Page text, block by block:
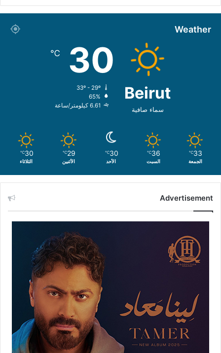
Weather
Beirut
سماء صافية
30
℃
65%
6.61 كيلومتر/ساعة
33
℃
الجمعة
36
℃
السبت
30
℃
الأحد
29
℃
الأثنين
30
℃
الثلاثاء
Advertisement